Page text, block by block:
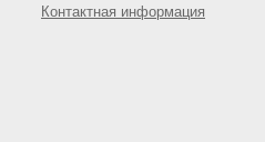
Контактная информация